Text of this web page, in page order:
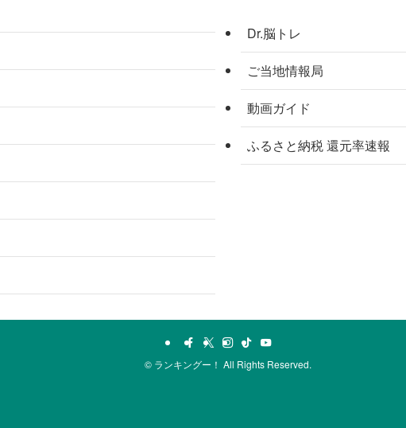
Dr.脳トレ
ご当地情報局
動画ガイド
ふるさと納税 還元率速報
© ランキングー！ All Rights Reserved.